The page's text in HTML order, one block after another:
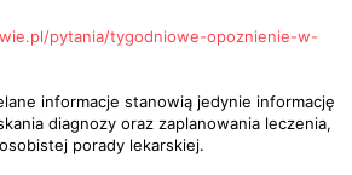
pytania/tygodniowe-opoznienie-w-
informacje stanowią jedynie informację
diagnozy oraz zaplanowania leczenia,
porady lekarskiej.